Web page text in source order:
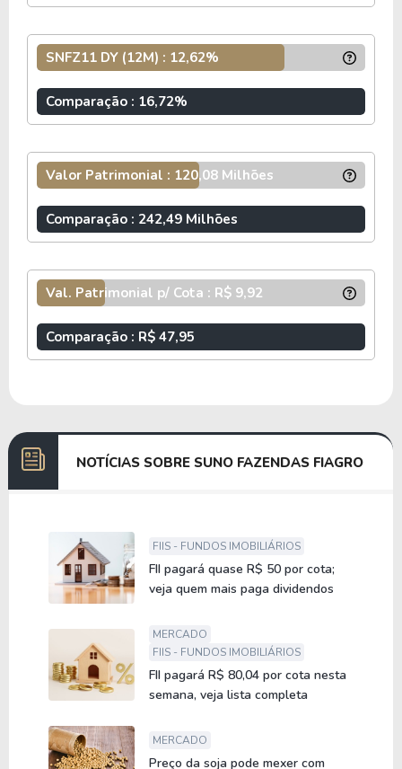
INFORMAÇÕES ADICIONAIS
O fundoSUNO FAZENDAS FIAGRO –
IMOBILIÁRIO, de CNPJ 53.313.475/0001-02, é um
fundo imobiliário do tipo Outro e do segmento
Fiagros. OSNFZ11possui atualmente um total
15.231 cotistas.
administração e possui atualmente um P/VP
(preço sobre valor patrimonial) de 0.96 e um
Dividend Yeld acumulado nos últimos 12 meses
de 12.62%.
Os fundos híbridos possuem uma mescla entre
fundos de tijolos e fundos de papel.
SNFZ11 DY (12M) : 12,62%
Comparação : 16,72%
Valor Patrimonial : 120,08 Milhões
Comparação : 242,49 Milhões
Val. Patrimonial p/ Cota : R$ 9,92
Comparação : R$ 47,95
NOTÍCIAS SOBRE SUNO FAZENDAS FIAGRO
FIIS - FUNDOS IMOBILIÁRIOS
FII pagará quase R$ 50 por cota;
veja quem mais paga dividendos
MERCADO
FIIS - FUNDOS IMOBILIÁRIOS
FII pagará R$ 80,04 por cota nesta
semana, veja lista completa
MERCADO
Preço da soja pode mexer com